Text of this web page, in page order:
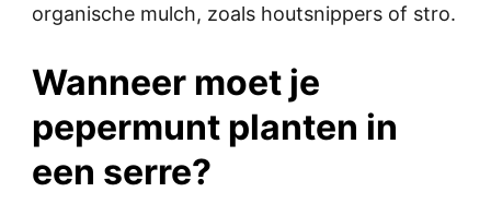
organische mulch, zoals houtsnippers of stro.
Wanneer moet je
pepermunt planten in
een serre?